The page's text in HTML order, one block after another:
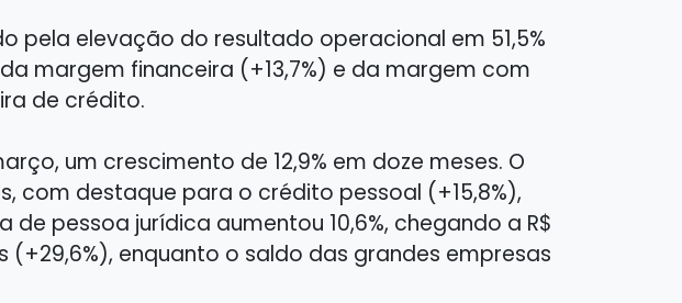
pela elevação do resultado operacional em 51,5%
margem financeira (+13,7%) e da margem com
de crédito.
um crescimento de 12,9% em doze meses. O
com destaque para o crédito pessoal (+15,8%),
pessoa jurídica aumentou 10,6%, chegando a R$
(+29,6%), enquanto o saldo das grandes empresas